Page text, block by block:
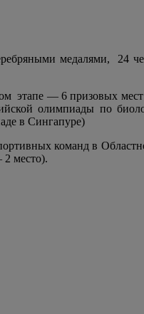
медалями,
24
этапе — 6 призовых
олимпиады по
в Сингапуре)
команд в
2 место).